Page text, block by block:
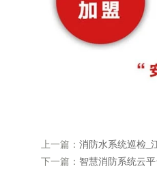
上一篇： 消防水系统巡检_
下一篇： 智慧消防系统云